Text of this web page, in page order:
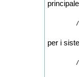
per i